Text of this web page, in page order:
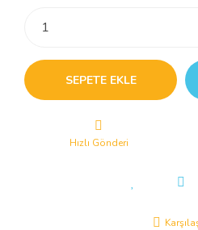
SEPETE EKLE
Hızlı Gönderi